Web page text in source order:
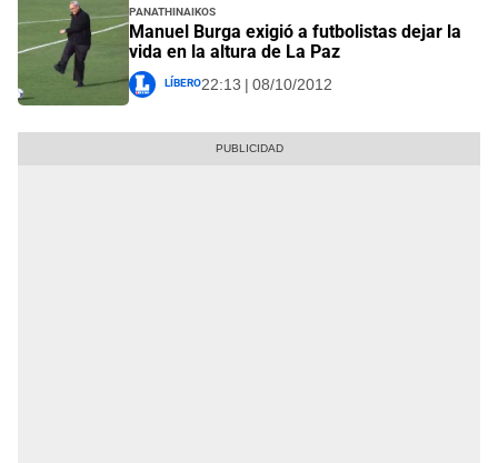
Panathinaikos
Manuel Burga exigió a futbolistas dejar la
vida en la altura de La Paz
Líbero22:13 | 08/10/2012